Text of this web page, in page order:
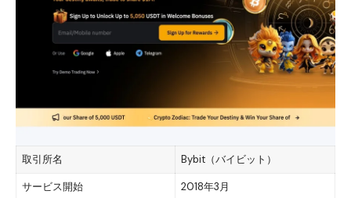
取引所名 Bybit（バイビット）
サービス開始 2018年3月